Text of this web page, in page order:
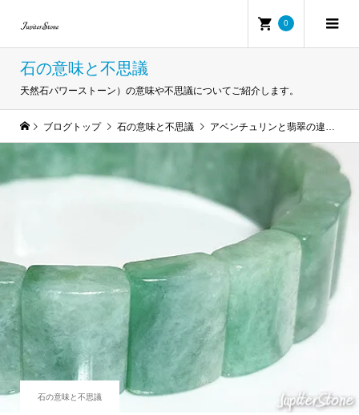
0
石の意味と不思議
天然石パワーストーン）の意味や不思議についてご紹介します。
ブログトップ 石の意味と不思議 アベンチュリンと翡翠の違いとは？見分け方・価値・効果を徹底比較
石の意味と不思議